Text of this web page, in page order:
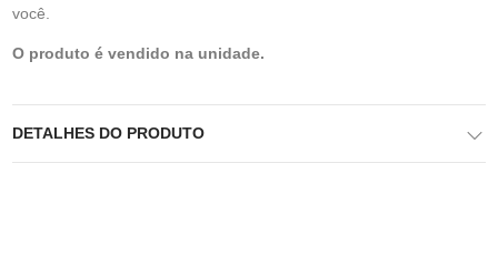
você.
O produto é vendido na unidade.
DETALHES DO PRODUTO